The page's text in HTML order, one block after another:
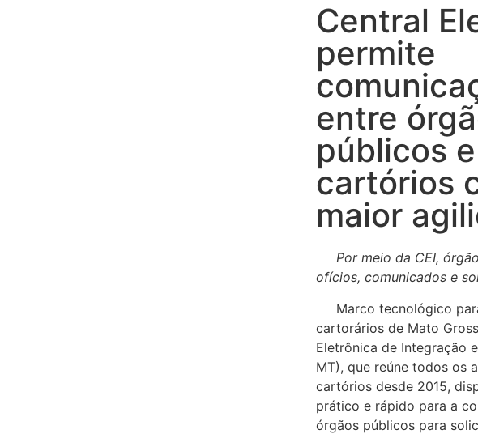
Central
permite
entre
públicos e
cartórios
maior
Por meio da CEI,
ofícios, comunicados e
Marco tecnológico
cartorários de Mato
Eletrônica de Integração
MT), que reúne todos os
cartórios desde 2015,
prático e rápido para a
órgãos públicos para